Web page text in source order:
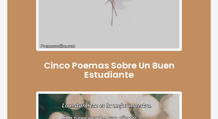
Cinco Poemas Sobre Un Buen
Estudiante